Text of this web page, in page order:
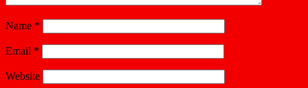
Name *
Email *
Website